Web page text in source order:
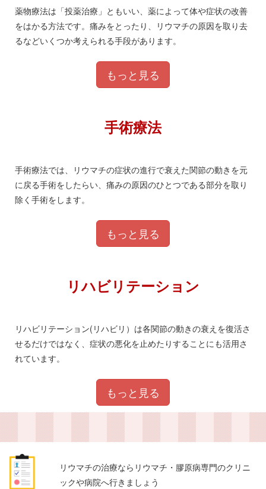
薬物療法は「投薬治療」ともいい、薬によって体や症状の改善
をはかる方法です。痛みをとったり、リウマチの原因を取り去
るなどいくつか考えられる手段があります。
もっと見る
手術療法
手術療法では、リウマチの症状の進行で衰えた関節の動きを元
に戻る手術をしたらい、痛みの原因のひとつである部分を取り
除く手術をします。
もっと見る
リハビリテーション
リハビリテーション(リハビリ）は各関節の動きの衰えを復活さ
せるだけではなく、症状の悪化を止めたりすることにも活用さ
れています。
もっと見る
リウマチの治療ならリウマチ・膠原病専門のクリニ
ックや病院へ行きましょう